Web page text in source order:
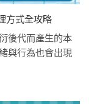
方式全攻略
後代而產生的本
與行為也會出現